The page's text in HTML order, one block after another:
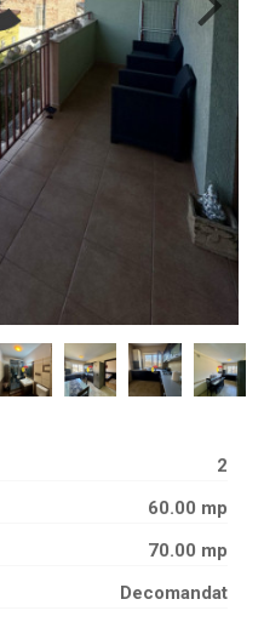
2
60.00 mp
70.00 mp
Decomandat